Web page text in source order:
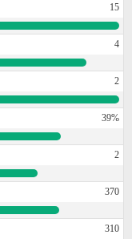
15
4
2
39%
2
370
310